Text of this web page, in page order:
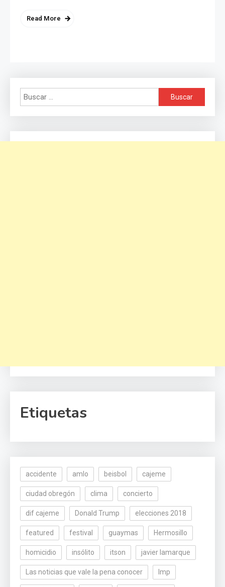
Read More
Buscar:
Etiquetas
accidente amlo beisbol cajeme
ciudad obregón clima concierto
dif cajeme Donald Trump elecciones 2018
featured festival guaymas Hermosillo
homicidio insólito itson javier lamarque
Las noticias que vale la pena conocer lmp